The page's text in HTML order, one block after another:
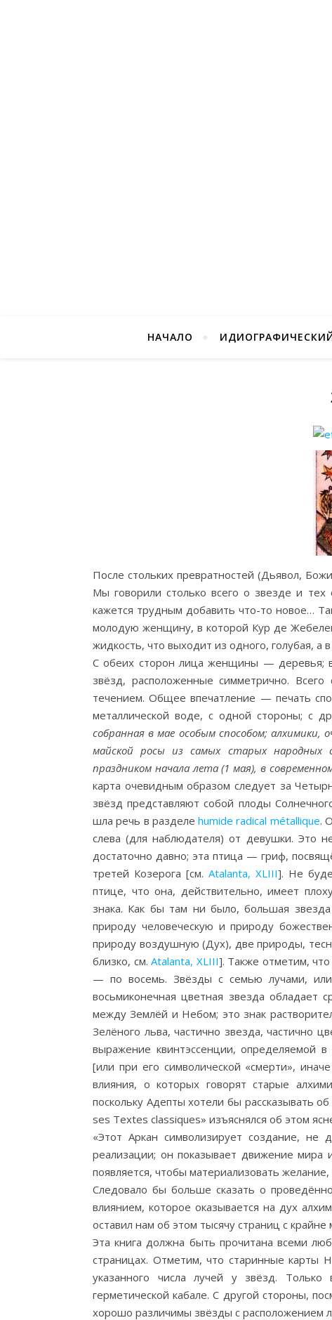
НАЧАЛО
После стольких превратностей (Дьявол,
Мы говорили столько всего о звезде и
кажется трудным добавить что-то новое…
молодую женщину, в которой Кур де
жидкость, что выходит из одного, голубая, а
С обеих сторон лица женщины — деревья;
звёзд, расположенные симметрично.
течением. Общее впечатление — печать
металлической воде, с одной стороны; с
собранная в мае особым способом; алхимики,
майской росы из самых старых народных
праздником начала лета (1 мая), в
карта очевидным образом следует за
звёзд представляют собой плоды
шла речь в разделеhumide radical métallique.
слева (для наблюдателя) от девушки. Это
достаточно давно; эта птица — гриф,
третей Козерога [см. Atalanta, XLIII]. Не
птице, что она, действительно, имеет
знака. Как бы там ни было, большая
природу человеческую и природу
природу воздушную (Дух), две природы,
близко, см.Atalanta, XLIII]. Также отметим, что
— по восемь. Звёзды с семью лучами,
восьмиконечная цветная звезда
между Землёй и Небом; это знак
Зелёного льва, частично звезда, частично
выражение квинтэссенции, определяемой
[или при его символической «смерти»,
влияния, о которых говорят старые
поскольку Адепты хотели бы рассказывать
ses Textes classiques» изъяснялся об этом
«Этот Аркан символизирует создание, не
реализации; он показывает движение мира
появляется, чтобы материализовать
Следовало бы больше сказать о
влиянием, которое оказывается на дух
оставил нам об этом тысячу страниц с
Эта книга должна быть прочитана всеми
страницах. Отметим, что старинные карты
указанного числа лучей у звёзд. Только
герметической кабале. С другой стороны,
хорошо различимы звёзды с расположением